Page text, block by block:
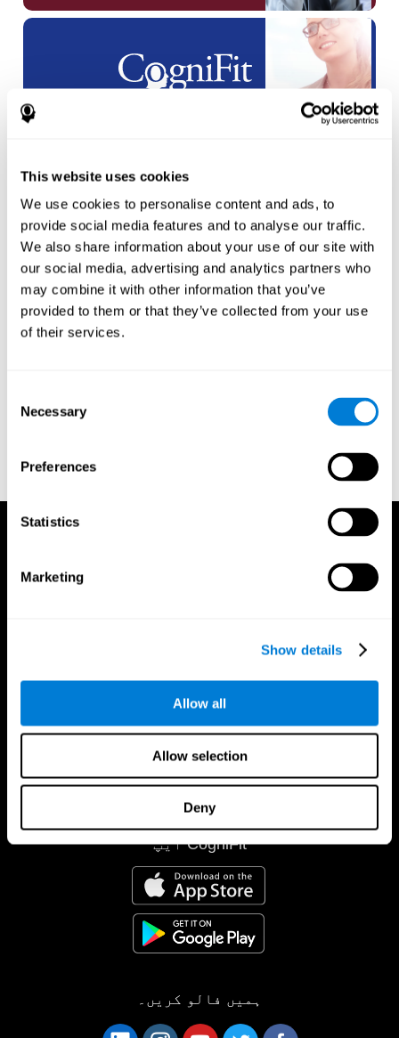
This website uses cookies
We use cookies to personalise content and ads, to
provide social media features and to analyse our traffic.
We also share information about your use of our site with
our social media, advertising and analytics partners who
may combine it with other information that you’ve
provided to them or that they’ve collected from your use
of their services.
Selection
Necessary
Preferences
Statistics
Marketing
Show details
Allow all
Allow selection
Deny
وائٹ لیبل
نیا اکاؤنٹبنائیں
ایتھلیٹس
ٹرینر کے لیے ایک اضافی اکاؤنٹ بنائیں
CogniFit ایپ
ہمیں فالو کریں۔